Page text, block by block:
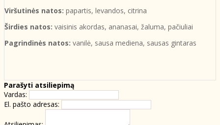
Viršutinės natos: papartis, levandos, citrina
Širdies natos: vaisinis akordas, ananasai, žaluma, pačiuliai
Pagrindinės natos: vanilė, sausa mediena, sausas gintaras
Parašyti atsiliepimą
Vardas:
El. pašto adresas: